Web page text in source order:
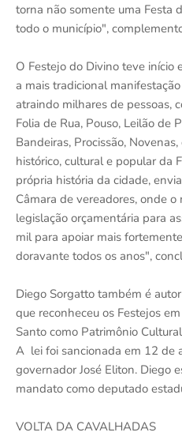
torna não somente uma Festa
todo o município",
O Festejo do Divino teve início
a mais tradicional
atraindo milhares de pessoas,
Folia de Rua, Pouso, Leilão de
Bandeiras, Procissão,
histórico, cultural e popular da
própria história da cidade,
Câmara de vereadores, onde
legislação orçamentária para
mil para apoiar mais
doravante todos os anos",
Diego Sorgatto também é
que reconheceu os Festejos
Santo como Patrimônio
A lei foi sancionada em 12 de
governador José Eliton. Diego
mandato como deputado
VOLTA DA CAVALHADAS